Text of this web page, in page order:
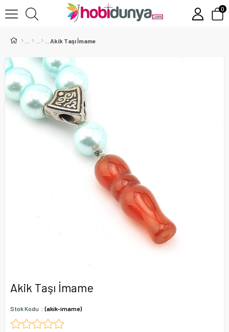
0
Akik Taşı İmame
Akik Taşı İmame
Stok Kodu (akik-imame)